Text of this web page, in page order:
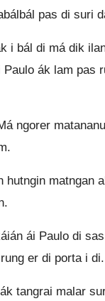
pas di suri
i bál di má dik
ák lam pas
ngorer
hutngin matngan
ái Paulo di
er di porta i di.
tangrai malar